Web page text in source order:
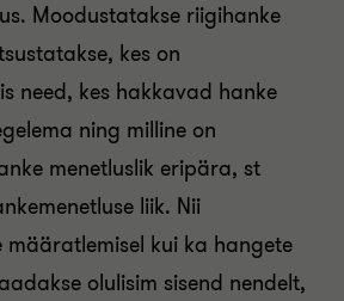
Moodustatakse riigihanke
kes on
need, kes hakkavad hanke
ning milline on
menetluslik eripära, st
liik. Nii
määratlemisel kui ka hangete
olulisim sisend nendelt,